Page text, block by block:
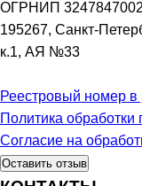
ОГРНИП
195267, Санкт-
к.1, АЯ №33
Реестровый номер в
Политика
Согласие на
Оставить отзыв